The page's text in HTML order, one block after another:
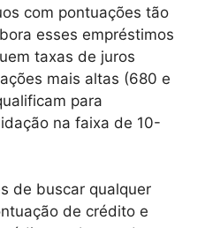
com pontuações tão
esses empréstimos
taxas de juros
mais altas (680 e
para
na faixa de 10-
de buscar qualquer
de crédito e